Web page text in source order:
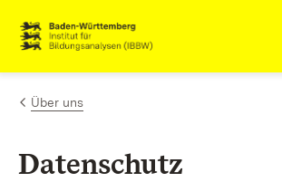
Zum Inhalt springen
Link zur Startseite
Über uns
Datenschutz